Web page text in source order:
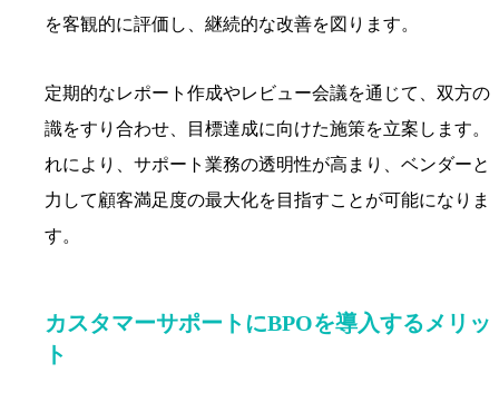
を客観的に評価し、継続的な改善を図ります。
定期的なレポート作成やレビュー会議を通じて、双方の
識をすり合わせ、目標達成に向けた施策を立案します。
れにより、サポート業務の透明性が高まり、ベンダーと
力して顧客満足度の最大化を目指すことが可能になりま
す。
カスタマーサポートにBPOを導入するメリッ
ト